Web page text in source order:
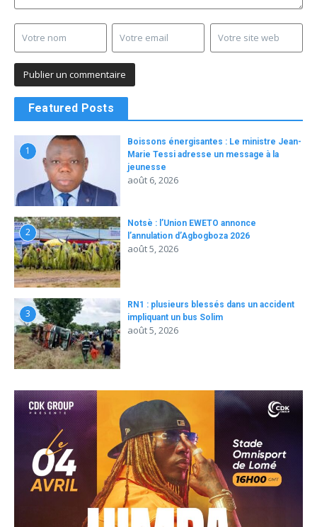
Featured Posts
1
Boissons énergisantes : Le ministre Jean-
Marie Tessi adresse un message à la
jeunesse
août 6, 2026
2
Notsè : l’Union EWETO annonce
l’annulation d’Agbogboza 2026
août 5, 2026
3
RN1 : plusieurs blessés dans un accident
impliquant un bus Solim
août 5, 2026